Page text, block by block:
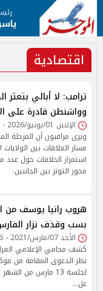
اقتصادية
ترامب: لا أبالي بتعثر
وواشنطن قادرة على
الإثنين 01/يونيو/2026 - 09:33 م
ويرى مراقبون أن المرحلة
مسار العلاقات بين
استمرار الخلافات حول عدد
محور التوتر بين الجانبين.
هروب رانيا يوسف من
بسب وقذف نزار
الأحد 07/مارس/2021 - 11:46 ص
كشف محامي الإعلامي
نظر الدعوى المقامة من
لجلسة 13 مارس من
عل…